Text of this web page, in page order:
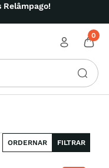
0
ORDERNAR FILTRAR